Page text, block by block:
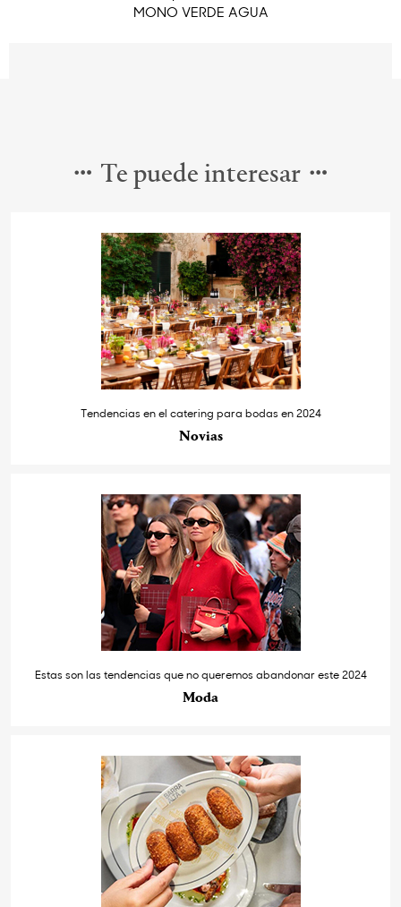
MONO VERDE AGUA
Te puede interesar
Tendencias en el catering para bodas en 2024
Novias
Estas son las tendencias que no queremos abandonar este 2024
Moda